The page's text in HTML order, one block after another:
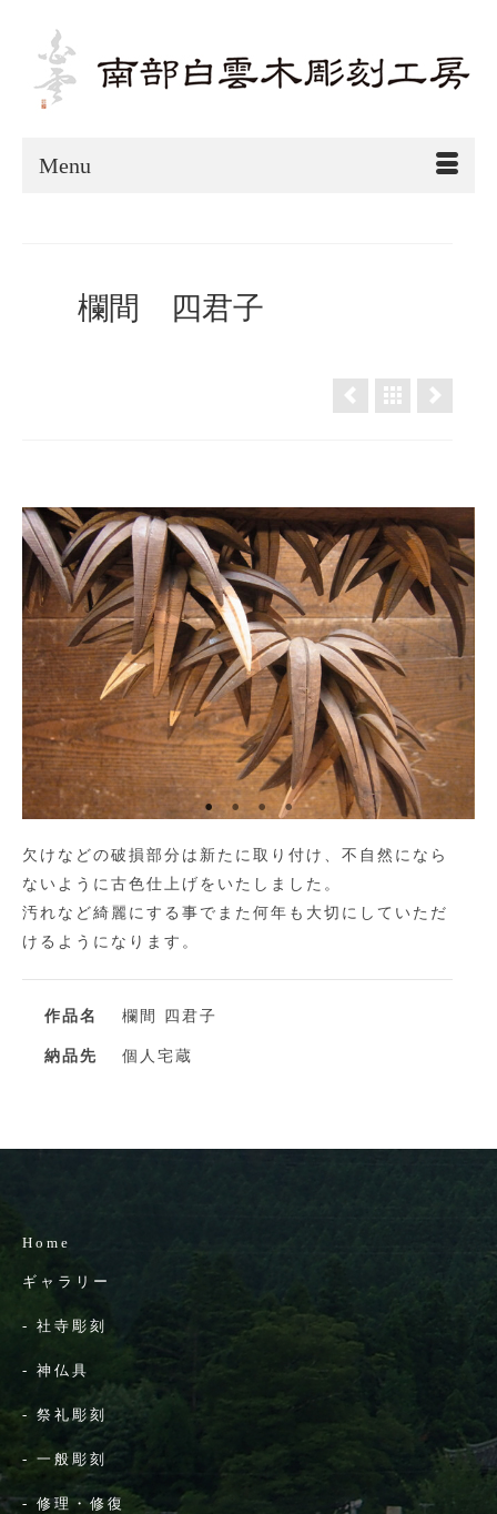
Menu
欄間 四君子
欠けなどの破損部分は新たに取り付け、不自然になら
ないように古色仕上げをいたしました。
汚れなど綺麗にする事でまた何年も大切にしていただ
けるようになります。
作品名 欄間 四君子
納品先 個人宅蔵
Home
ギャラリー
- 社寺彫刻
- 神仏具
- 祭礼彫刻
- 一般彫刻
-修理・修復